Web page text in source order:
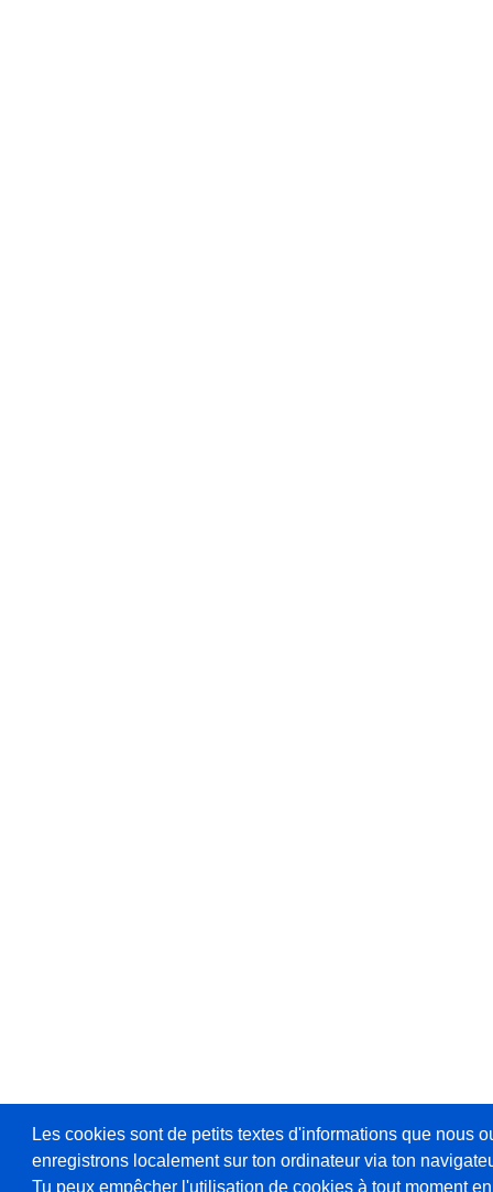
Les cookies sont de petits textes d'informations que nous
enregistrons localement sur ton ordinateur via ton
Tu peux empêcher l'utilisation de cookies à tout moment